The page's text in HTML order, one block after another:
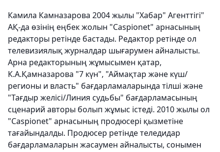
Камила Камназарова 2004 жылы "Хабар" Агенттігі"
АҚ-да өзінің еңбек жолын "Caspionet" арнасының
редакторы ретінде бастады. Редактор ретінде ол
телевизиялық журналдар шығарумен айналысты.
Арна редакторының жұмысымен қатар,
К.А.Қамназарова "7 күн", "Аймақтар және күш/
регионы и власть" бағдарламаларында тілші және
"Тағдыр желісі/Линия судьбы" бағдарламасының
сценарий авторы болып жұмыс істеді. 2010 жылы ол
"Caspionet" арнасының продюсері қызметіне
тағайындалды. Продюсер ретінде теледидар
бағдарламаларын жасаумен айналысты, сонымен